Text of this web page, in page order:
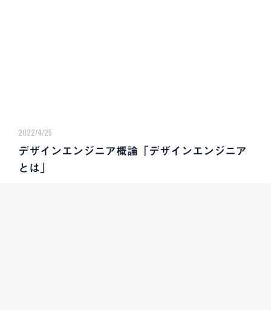
2022/4/25
デザインエンジニア概論「デザインエンジニア
とは」